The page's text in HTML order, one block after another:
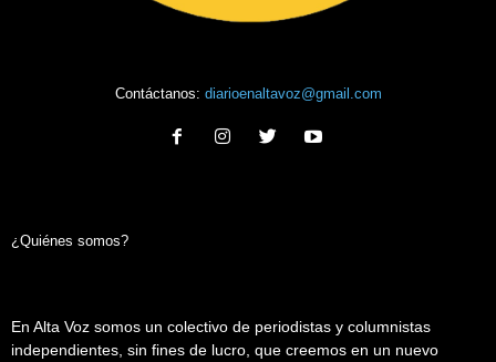
Contáctanos: diarioenaltavoz@gmail.com
¿Quiénes somos?
En Alta Voz somos un colectivo de periodistas y columnistas
independientes, sin fines de lucro, que creemos en un nuevo